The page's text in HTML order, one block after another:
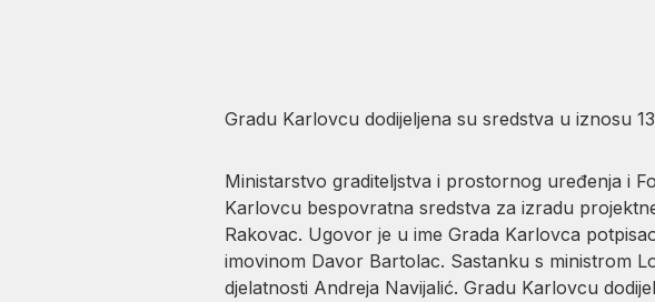
Gradu Karlovcu dodijeljena su sredstva u iznosu
Ministarstvo graditeljstva i prostornog uređenja i
Karlovcu bespovratna sredstva za izradu
Rakovac. Ugovor je u ime Grada Karlovca
imovinom Davor Bartolac. Sastanku s ministrom
djelatnosti Andreja Navijalić. Gradu Karlovcu